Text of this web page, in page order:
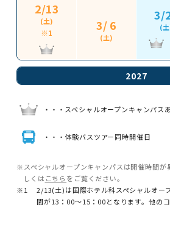
2/13
(土)
※1 3/ 6
(土)
3/
(
2027
・・・スペシャルオープンキャンパス
・・・体験バスツアー同時開催日
※スペシャルオープンキャンパスは開催時間が
しくは こちら をご覧ください。
※1
2/13(土)は国際ホテル科スペシャルオー
間が13：00～15：00となります。 他の